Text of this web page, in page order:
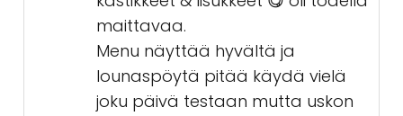
maittavaa.
Menu näyttää hyvältä ja
lounaspöytä pitää käydä vielä
joku päivä testaan mutta uskon